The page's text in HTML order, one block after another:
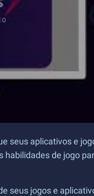
seus aplicativos e
de jogo
seus jogos e